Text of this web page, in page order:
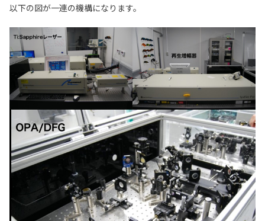
以下の図が一連の機構になります。